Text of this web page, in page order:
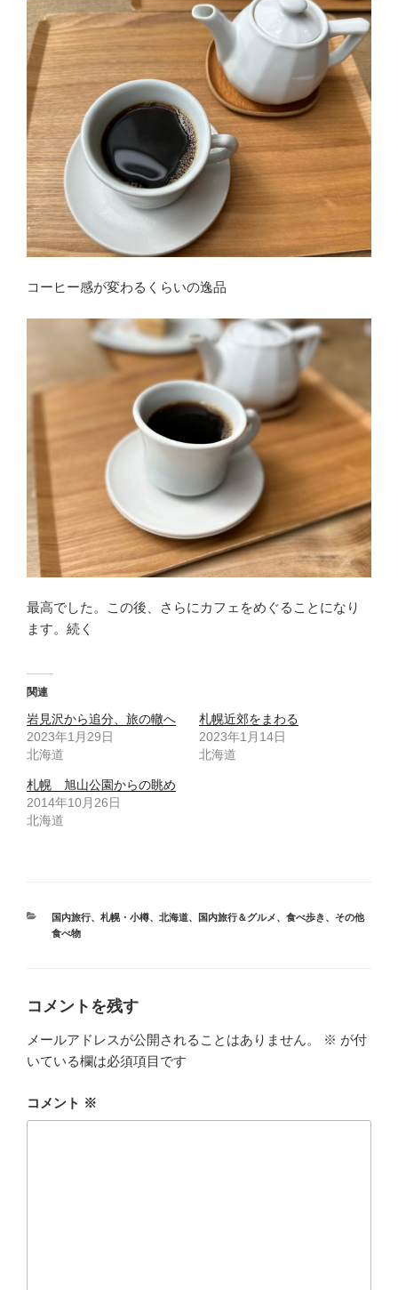
コーヒー感が変わるくらいの逸品
最高でした。この後、さらにカフェをめぐることになり
ます。続く
関連
岩見沢から追分、旅の轍へ
2023年1月29日
北海道
札幌近郊をまわる
2023年1月14日
北海道
札幌 旭山公園からの眺め
2014年10月26日
北海道
カ
テ
国内旅行、 札幌・小樽、 北海道、 国内旅行＆グルメ、 食べ歩き 、
その他
食べ物
コメントを残す
メールアドレスが公開されることはありません。 ※ が付
いている欄は必須項目です
コメント ※